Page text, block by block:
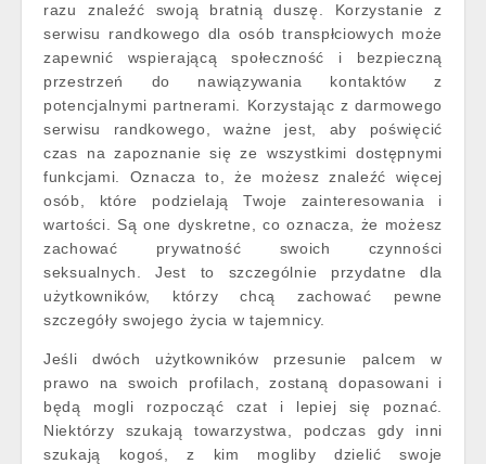
razu znaleźć swoją bratnią duszę. Korzystanie z
serwisu randkowego dla osób transpłciowych może
zapewnić wspierającą społeczność i bezpieczną
przestrzeń do nawiązywania kontaktów z
potencjalnymi partnerami. Korzystając z darmowego
serwisu randkowego, ważne jest, aby poświęcić
czas na zapoznanie się ze wszystkimi dostępnymi
funkcjami. Oznacza to, że możesz znaleźć więcej
osób, które podzielają Twoje zainteresowania i
wartości. Są one dyskretne, co oznacza, że możesz
zachować prywatność swoich czynności
seksualnych. Jest to szczególnie przydatne dla
użytkowników, którzy chcą zachować pewne
szczegóły swojego życia w tajemnicy.
Jeśli dwóch użytkowników przesunie palcem w
prawo na swoich profilach, zostaną dopasowani i
będą mogli rozpocząć czat i lepiej się poznać.
Niektórzy szukają towarzystwa, podczas gdy inni
szukają kogoś, z kim mogliby dzielić swoje